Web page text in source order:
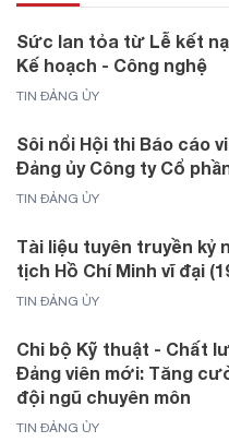
Sức lan tỏa từ Lễ kết
Kế hoạch - Công nghệ
TIN ĐẢNG ỦY
Sôi nổi Hội thi Báo cáo
Đảng ủy Công ty Cổ
TIN ĐẢNG ỦY
Tài liệu tuyên truyền kỷ
tịch Hồ Chí Minh vĩ đại
TIN ĐẢNG ỦY
Chi bộ Kỹ thuật - Chất
Đảng viên mới: Tăng
đội ngũ chuyên môn
TIN ĐẢNG ỦY